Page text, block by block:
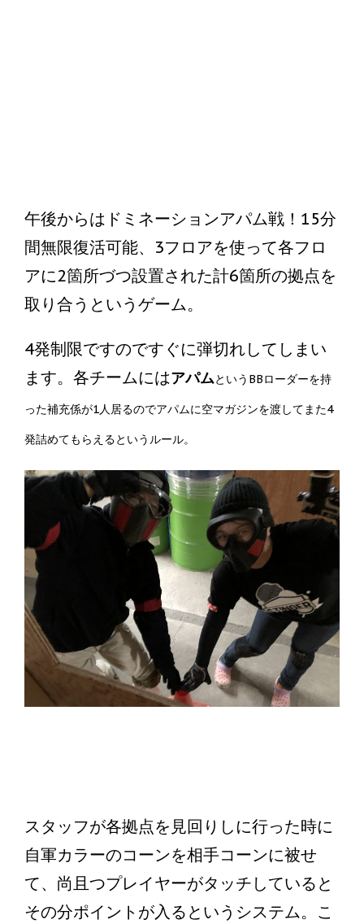
午後からはドミネーションアパム戦！15分
間無限復活可能、3フロアを使って各フロ
アに2箇所づつ設置された計6箇所の拠点を
取り合うというゲーム。
4発制限ですのですぐに弾切れしてしまい
ます。各チームにはアパムというBBローダーを持
った補充係が1人居るのでアパムに空マガジンを渡してまた4
発詰めてもらえるというルール。
スタッフが各拠点を見回りしに行った時に
自軍カラーのコーンを相手コーンに被せ
て、尚且つプレイヤーがタッチしていると
その分ポイントが入るというシステム。こ